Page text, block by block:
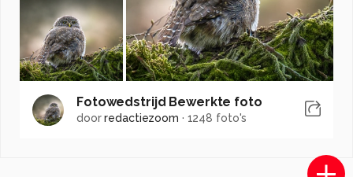
Fotowedstrijd Bewerkte foto
doorredactiezoom · 1248 foto's